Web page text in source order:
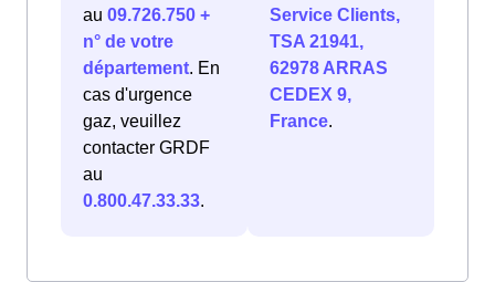
au 09.726.750 +
n° de votre
département. En
cas d'urgence
gaz, veuillez
contacter GRDF
au
0.800.47.33.33.
Service Clients,
TSA 21941,
62978 ARRAS
CEDEX 9,
France.